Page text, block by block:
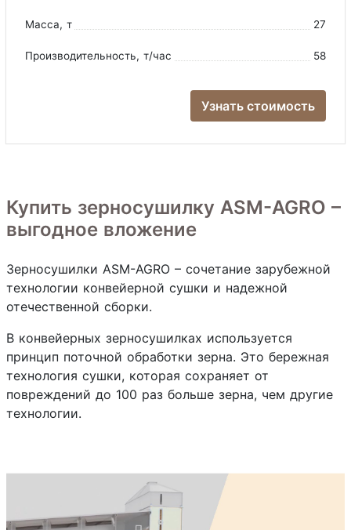
Масса, т 27
Производительность, т/час 58
Узнать стоимость
Купить зерносушилку ASM-AGRO –
выгодное вложение
Зерносушилки ASM-AGRO – сочетание зарубежной
технологии конвейерной сушки и надежной
отечественной сборки.
В конвейерных зерносушилках используется
принцип поточной обработки зерна. Это бережная
технология сушки, которая сохраняет от
повреждений до 100 раз больше зерна, чем другие
технологии.